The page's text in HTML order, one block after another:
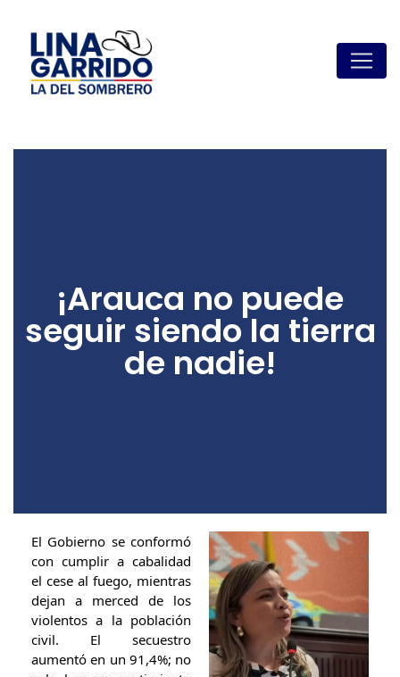
¡Arauca no puede
seguir siendo la tierra
de nadie!
El Gobierno se conformó
con cumplir a cabalidad
el cese al fuego, mientras
dejan a merced de los
violentos a la población
civil. El secuestro
aumentó en un 91,4%; no